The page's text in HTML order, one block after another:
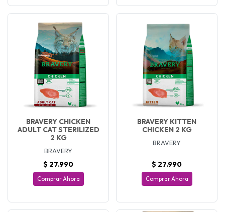
BRAVERY CHICKEN
ADULT CAT STERILIZED
2 KG
BRAVERY
$ 27.990
Comprar Ahora
BRAVERY KITTEN
CHICKEN 2 KG
BRAVERY
$ 27.990
Comprar Ahora